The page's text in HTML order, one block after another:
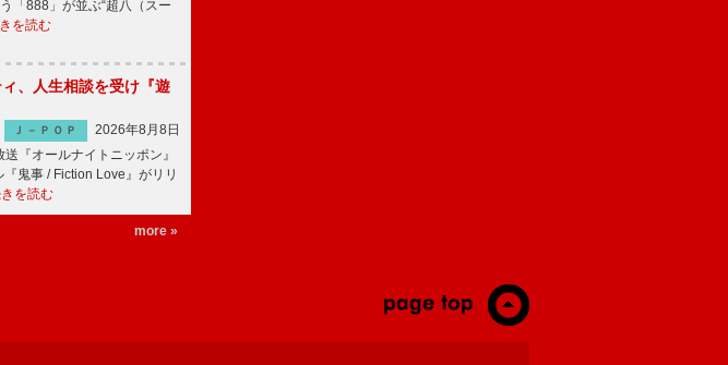
「888」が並ぶ“超八（スー
を読む
、人生相談を受け『遊
Ｊ－ＰＯＰ
2026年8月8日
『オールナイトニッポン』
鬼事 / Fiction Love』がリリ
を読む
more »